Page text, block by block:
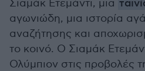
Σιαμάκ Ετεμάντι, μια
αγωνιώδη, μια ιστορία
αναζήτησης και
το κοινό. Ο Σιαμάκ
Ολύμπιον στις προβολές